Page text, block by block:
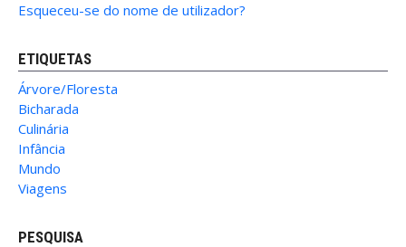
Esqueceu-se do nome de utilizador?
ETIQUETAS
Árvore/Floresta
Bicharada
Culinária
Infância
Mundo
Viagens
PESQUISA